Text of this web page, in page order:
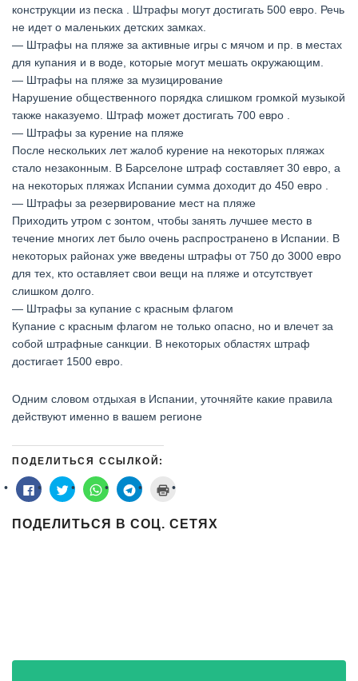
конструкции из песка . Штрафы могут достигать 500 евро. Речь
не идет о маленьких детских замках.
— Штрафы на пляже за активные игры с мячом и пр. в местах
для купания и в воде, которые могут мешать окружающим.
— Штрафы на пляже за музицирование
Нарушение общественного порядка слишком громкой музыкой
также наказуемо. Штраф может достигать 700 евро .
— Штрафы за курение на пляже
После нескольких лет жалоб курение на некоторых пляжах
стало незаконным. В Барселоне штраф составляет 30 евро, а
на некоторых пляжах Испании сумма доходит до 450 евро .
— Штрафы за резервирование мест на пляже
Приходить утром с зонтом, чтобы занять лучшее место в
течение многих лет было очень распространено в Испании. В
некоторых районах уже введены штрафы от 750 до 3000 евро
для тех, кто оставляет свои вещи на пляже и отсутствует
слишком долго.
— Штрафы за купание с красным флагом
Купание с красным флагом не только опасно, но и влечет за
собой штрафные санкции. В некоторых областях штраф
достигает 1500 евро.
Одним словом отдыхая в Испании, уточняйте какие правила
действуют именно в вашем регионе
ПОДЕЛИТЬСЯ ССЫЛКОЙ:
Нажмите
здесь,
чтобы
контентом
на
Нажмите,
чтобы
поделиться
Twitter
Нажмите,
чтобы
поделиться
WhatsApp
(Открывается
Нажмите,
чтобы
Telegram
(Открывается
Нажмите
в
ПОДЕЛИТЬСЯ В СОЦ. СЕТЯХ